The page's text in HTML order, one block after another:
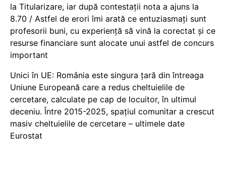
la Titularizare, iar după contestații nota a ajuns la
8.70 / Astfel de erori îmi arată ce entuziasmați sunt
profesorii buni, cu experiență să vină la corectat și ce
resurse financiare sunt alocate unui astfel de concurs
important
Unici în UE: România este singura țară din întreaga
Uniune Europeană care a redus cheltuielile de
cercetare, calculate pe cap de locuitor, în ultimul
deceniu. Între 2015-2025, spațiul comunitar a crescut
masiv cheltuielile de cercetare – ultimele date
Eurostat